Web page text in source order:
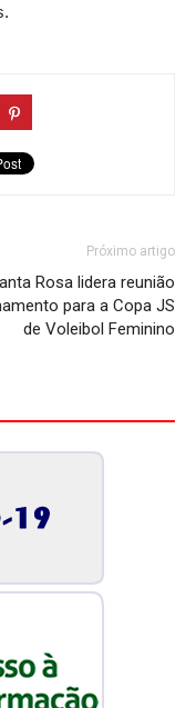
Próximo artigo
Rosa lidera reunião
para a Copa JS
de Voleibol Feminino